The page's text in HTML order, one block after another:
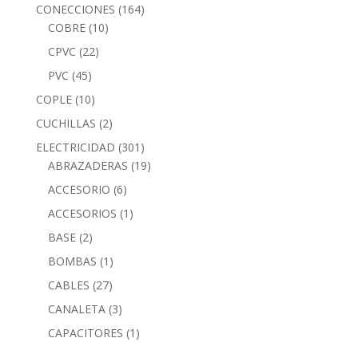
CONECCIONES (164)
COBRE (10)
CPVC (22)
PVC (45)
COPLE (10)
CUCHILLAS (2)
ELECTRICIDAD (301)
ABRAZADERAS (19)
ACCESORIO (6)
ACCESORIOS (1)
BASE (2)
BOMBAS (1)
CABLES (27)
CANALETA (3)
CAPACITORES (1)